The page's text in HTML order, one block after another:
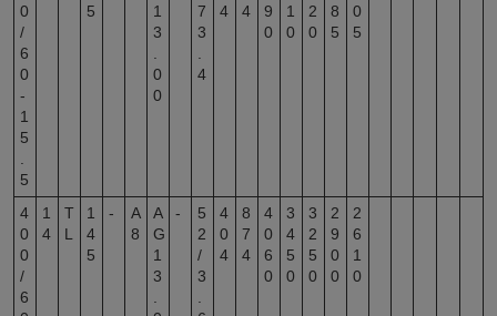
0
/
6
0
-
1
5
5
5
1
3
0
0
7
3
4
4
4
9
0
1
0
2
0
8
5
0
5
4
0
0
/
6
1
4
T
L
1
4
5
-
A
8
A
G
1
3
-
5
2
/
3
4
0
4
8
7
4
4
0
6
0
3
4
5
0
3
2
5
0
2
9
0
0
2
6
1
0